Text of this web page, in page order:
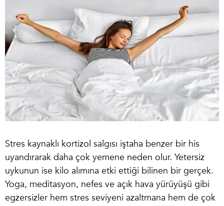
Stres kaynaklı kortizol salgısı iştaha benzer bir his
uyandırarak daha çok yemene neden olur. Yetersiz
uykunun ise kilo alımına etki ettiği bilinen bir gerçek.
Yoga, meditasyon, nefes ve açık hava yürüyüşü gibi
egzersizler hem stres seviyeni azaltmana hem de çok